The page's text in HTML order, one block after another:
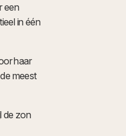
een
in één
haar
meest
de zon